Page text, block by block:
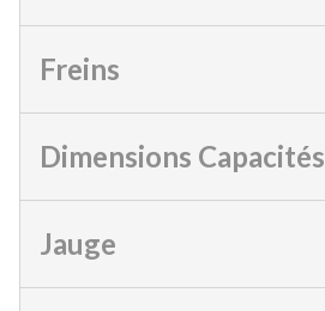
Freins
Dimensions Capacités
Jauge